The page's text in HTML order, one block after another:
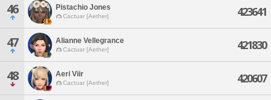
46 Pistachio Jones
Cactuar [Aether] 423641
47 Alianne Vellegrance
Cactuar [Aether] 421830
48 Aeri Viir
Cactuar [Aether] 420607